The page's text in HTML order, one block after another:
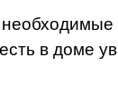
в доме